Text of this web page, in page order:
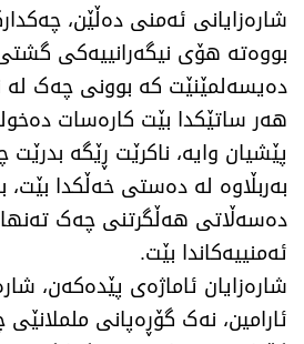
شارەزایانی ئەمنی دەڵێن،
بووەتە هۆی نیگەرانییەکی
دەیسەلمێنێت کە بوونی چەک لە
هەر ساتێکدا بێت کارەسات
پێشیان وایە، ناکرێت ڕێگە
بەربڵاوە لە دەستی خەڵکدا بێت،
دەسەڵاتی هەڵگرتنی چەک
ئەمنییەکاندا بێت.
شارەزایان ئاماژەی پێدەکەن،
ئارامین، نەک گۆڕەپانی